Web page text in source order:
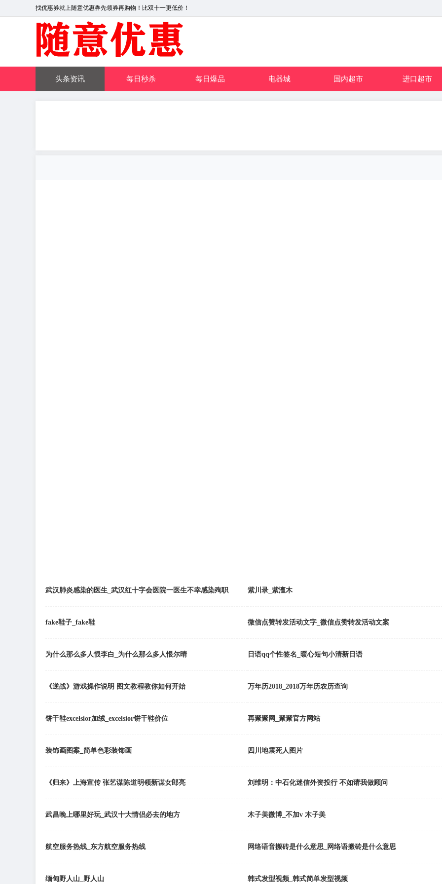
找优惠券就上随意优惠券先领券再购物！比双十一更低价！
头条资讯 每日秒杀 每日爆品 电器城 国内超市 进口超市
武汉肺炎感染的医生_武汉红十字会医院一医生不幸感染殉职 紫川录_紫澶木
fake鞋子_fake鞋 微信点赞转发活动文字_微信点赞转发活动文案
为什么那么多人恨李白_为什么那么多人恨尔晴 日语qq个性签名_暖心短句小清新日语
《逆战》游戏操作说明 图文教程教你如何开始 万年历2018_2018万年历农历查询
饼干鞋excelsior加绒_excelsior饼干鞋价位 再聚聚网_聚聚官方网站
装饰画图案_简单色彩装饰画 四川地震死人图片
《归来》上海宣传 张艺谋陈道明领新谋女郎亮 刘维明：中石化迷信外资投行 不如请我做顾问
武昌晚上哪里好玩_武汉十大情侣必去的地方 木子美微博_不加v 木子美
航空服务热线_东方航空服务热线 网络语音搬砖是什么意思_网络语搬砖是什么意思
缅甸野人山_野人山 韩式发型视频_韩式简单发型视频